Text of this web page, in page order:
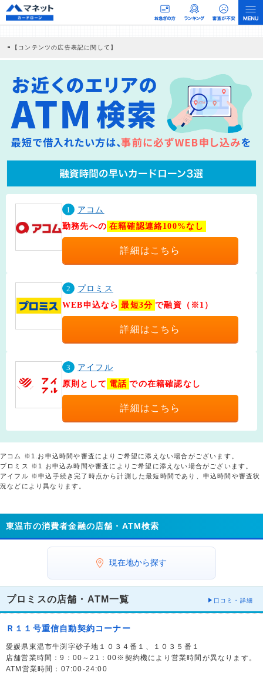
【コンテンツの広告表記に関して】
社に対して企業から紹介報酬が支払われるという収益モデルです。 ただし、特定の
商品を根拠なくPRするものではなく、当編集部の調査／ユーザーへの口コミ収集な
どに基づき、公平性を担保した情報提供を行っています。
>提携企業一覧
1
アコム
勤務先への 在籍確認連絡100%なし
詳細はこちら
2
プロミス
WEB申込なら 最短3分 で融資（※1）
詳細はこちら
3
アイフル
原則として 電話 での在籍確認なし
詳細はこちら
アコム ※1.お申込時間や審査によりご希望に添えない場合がございます。
プロミス ※1 お申込み時間や審査によりご希望に添えない場合がございます。
アイフル ※申込手続き完了時点から計測した最短時間であり、申込時間や審査状
況などにより異なります。
東温市の消費者金融の店舗・ATM検索
現在地から探す
プロミスの店舗・ATM一覧 口コミ・詳細
Ｒ１１号重信自動契約コーナー
愛媛県東温市牛渕字砂子地１０３４番１、１０３５番１
店舗営業時間：9：00～21：00※契約機により営業時間が異なります。
ATM営業時間：07:00-24:00